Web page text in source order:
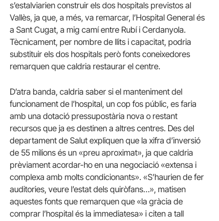
s’estalviarien construir els dos hospitals previstos al
Vallès, ja que, a més, va remarcar, l’Hospital General és
a Sant Cugat, a mig camí entre Rubí i Cerdanyola.
Tècnicament, per nombre de llits i capacitat, podria
substituir els dos hospitals però fonts coneixedores
remarquen que caldria restaurar el centre.
D’atra banda, caldria saber si el manteniment del
funcionament de l’hospital, un cop fos públic, es faria
amb una dotació pressupostària nova o restant
recursos que ja es destinen a altres centres. Des del
departament de Salut expliquen que la xifra d’inversió
de 55 milions és un «preu aproximat», ja que caldria
prèviament acordar-ho en una negociació «extensa i
complexa amb molts condicionants». «S’haurien de fer
auditories, veure l’estat dels quiròfans…», matisen
aquestes fonts que remarquen que «la gràcia de
comprar l’hospital és la immediatesa» i citen a tall